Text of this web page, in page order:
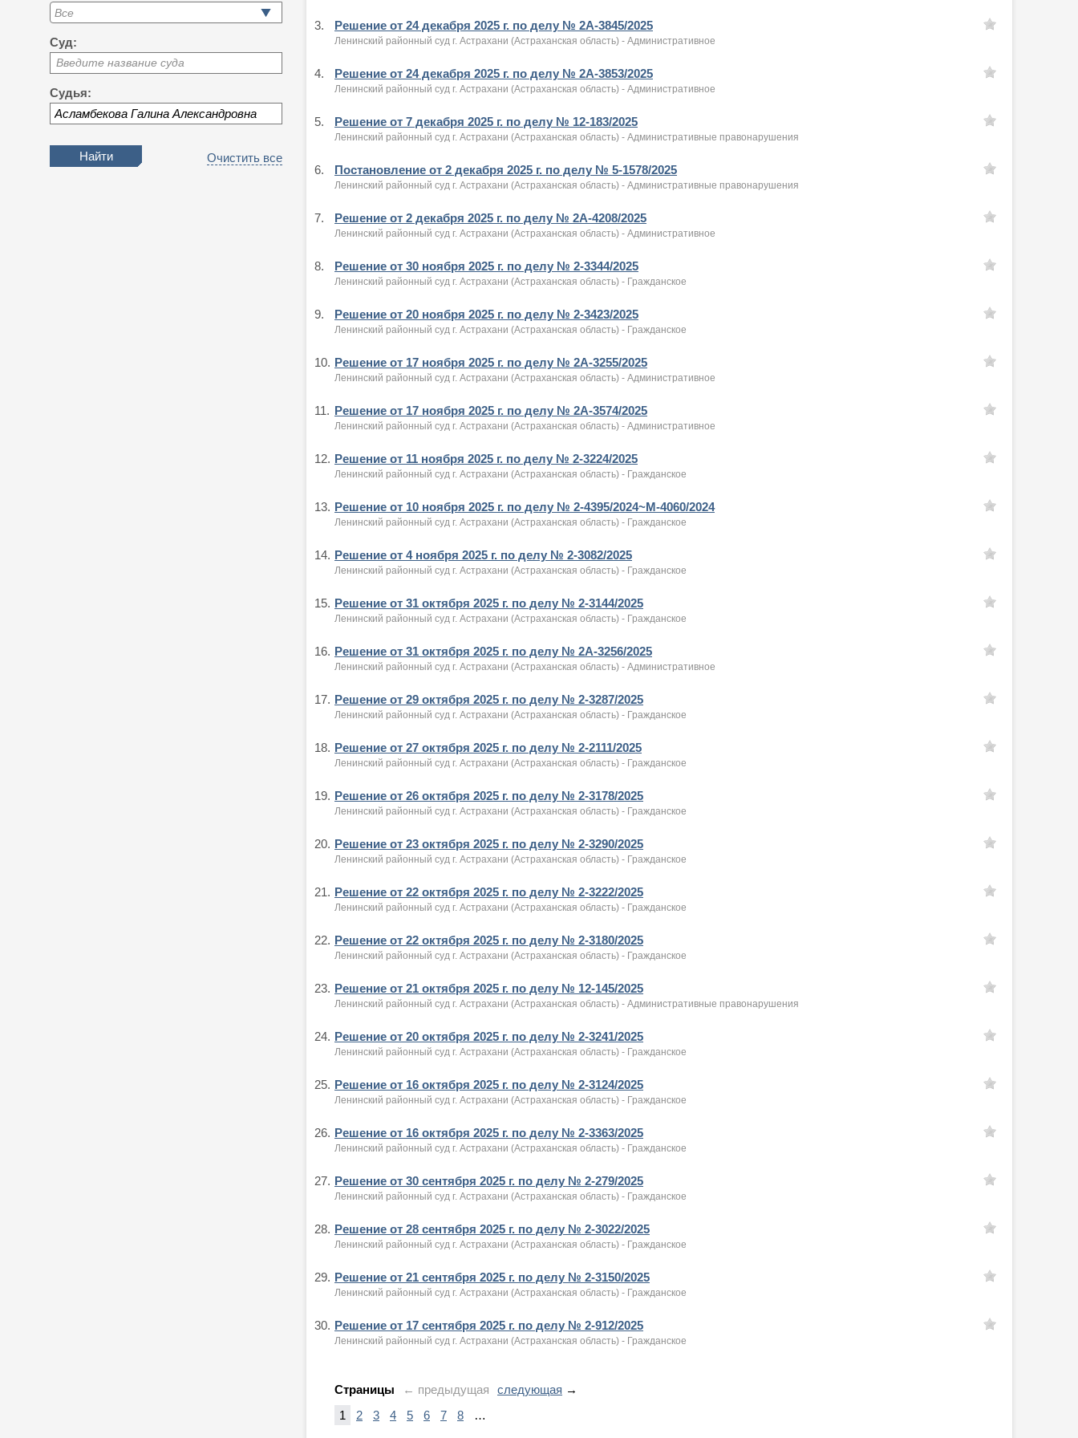
Суд:
Введите название суда
Судья:
Очистить все
3. Решение от 24 декабря 2025 г. по делу № 2А-3845/2025
Ленинский районный суд г. Астрахани (Астраханская область) - Административное
4. Решение от 24 декабря 2025 г. по делу № 2А-3853/2025
Ленинский районный суд г. Астрахани (Астраханская область) - Административное
5. Решение от 7 декабря 2025 г. по делу № 12-183/2025
Ленинский районный суд г. Астрахани (Астраханская область) - Административные правонарушения
6. Постановление от 2 декабря 2025 г. по делу № 5-1578/2025
Ленинский районный суд г. Астрахани (Астраханская область) - Административные правонарушения
7. Решение от 2 декабря 2025 г. по делу № 2А-4208/2025
Ленинский районный суд г. Астрахани (Астраханская область) - Административное
8. Решение от 30 ноября 2025 г. по делу № 2-3344/2025
Ленинский районный суд г. Астрахани (Астраханская область) - Гражданское
9. Решение от 20 ноября 2025 г. по делу № 2-3423/2025
Ленинский районный суд г. Астрахани (Астраханская область) - Гражданское
10. Решение от 17 ноября 2025 г. по делу № 2А-3255/2025
Ленинский районный суд г. Астрахани (Астраханская область) - Административное
11. Решение от 17 ноября 2025 г. по делу № 2А-3574/2025
Ленинский районный суд г. Астрахани (Астраханская область) - Административное
12. Решение от 11 ноября 2025 г. по делу № 2-3224/2025
Ленинский районный суд г. Астрахани (Астраханская область) - Гражданское
13. Решение от 10 ноября 2025 г. по делу № 2-4395/2024~М-4060/2024
Ленинский районный суд г. Астрахани (Астраханская область) - Гражданское
14. Решение от 4 ноября 2025 г. по делу № 2-3082/2025
Ленинский районный суд г. Астрахани (Астраханская область) - Гражданское
15. Решение от 31 октября 2025 г. по делу № 2-3144/2025
Ленинский районный суд г. Астрахани (Астраханская область) - Гражданское
16. Решение от 31 октября 2025 г. по делу № 2А-3256/2025
Ленинский районный суд г. Астрахани (Астраханская область) - Административное
17. Решение от 29 октября 2025 г. по делу № 2-3287/2025
Ленинский районный суд г. Астрахани (Астраханская область) - Гражданское
18. Решение от 27 октября 2025 г. по делу № 2-2111/2025
Ленинский районный суд г. Астрахани (Астраханская область) - Гражданское
19. Решение от 26 октября 2025 г. по делу № 2-3178/2025
Ленинский районный суд г. Астрахани (Астраханская область) - Гражданское
20. Решение от 23 октября 2025 г. по делу № 2-3290/2025
Ленинский районный суд г. Астрахани (Астраханская область) - Гражданское
21. Решение от 22 октября 2025 г. по делу № 2-3222/2025
Ленинский районный суд г. Астрахани (Астраханская область) - Гражданское
22. Решение от 22 октября 2025 г. по делу № 2-3180/2025
Ленинский районный суд г. Астрахани (Астраханская область) - Гражданское
23. Решение от 21 октября 2025 г. по делу № 12-145/2025
Ленинский районный суд г. Астрахани (Астраханская область) - Административные правонарушения
24. Решение от 20 октября 2025 г. по делу № 2-3241/2025
Ленинский районный суд г. Астрахани (Астраханская область) - Гражданское
25. Решение от 16 октября 2025 г. по делу № 2-3124/2025
Ленинский районный суд г. Астрахани (Астраханская область) - Гражданское
26. Решение от 16 октября 2025 г. по делу № 2-3363/2025
Ленинский районный суд г. Астрахани (Астраханская область) - Гражданское
27. Решение от 30 сентября 2025 г. по делу № 2-279/2025
Ленинский районный суд г. Астрахани (Астраханская область) - Гражданское
28. Решение от 28 сентября 2025 г. по делу № 2-3022/2025
Ленинский районный суд г. Астрахани (Астраханская область) - Гражданское
29. Решение от 21 сентября 2025 г. по делу № 2-3150/2025
Ленинский районный суд г. Астрахани (Астраханская область) - Гражданское
30. Решение от 17 сентября 2025 г. по делу № 2-912/2025
Ленинский районный суд г. Астрахани (Астраханская область) - Гражданское
Страницы ← предыдущая следующая →
1
2 3 4 5 6 7 8 …